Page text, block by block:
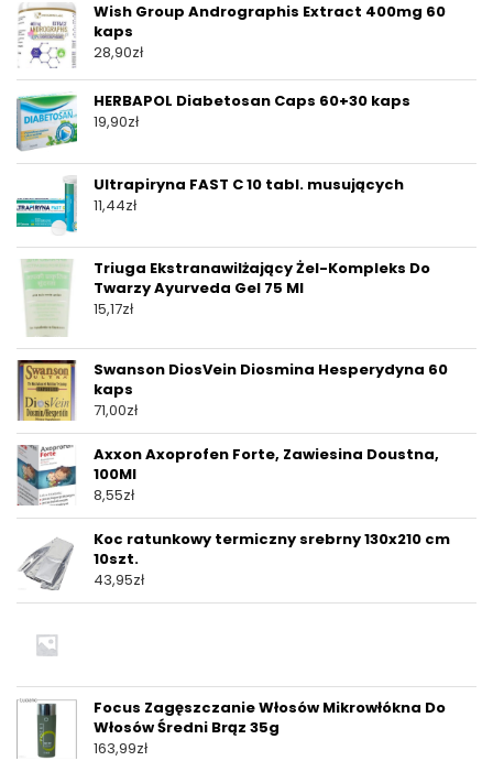
Wish Group Andrographis Extract 400mg 60
kaps
28,90zł
HERBAPOL Diabetosan Caps 60+30 kaps
19,90zł
Ultrapiryna FAST C 10 tabl. musujących
11,44zł
Triuga Ekstranawilżający Żel-Kompleks Do
Twarzy Ayurveda Gel 75 Ml
15,17zł
Swanson DiosVein Diosmina Hesperydyna 60
kaps
71,00zł
Axxon Axoprofen Forte, Zawiesina Doustna,
100Ml
8,55zł
Koc ratunkowy termiczny srebrny 130x210 cm
10szt.
43,95zł
Focus Zagęszczanie Włosów Mikrowłókna Do
Włosów Średni Brąz 35g
163,99zł